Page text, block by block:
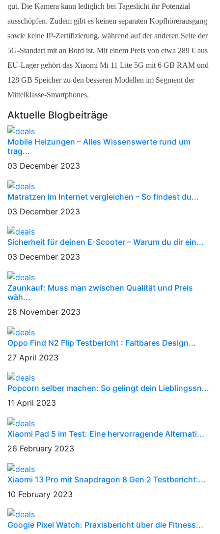
gut. Die Kamera kann lediglich bei Tageslicht ihr Potenzial
ausschöpfen. Zudem gibt es keinen separaten Kopfhörerausgang
sowie keine IP-Zertifizierung, während auf der anderen Seite der
5G-Standart mit an Bord ist. Mit einem Preis von etwa 289 € aus
EU-Lager gehört das Xiaomi Mi 11 Lite 5G mit 6 GB RAM und
128 GB Speicher zu den besseren Modellen im Segment der
Mittelklasse-Smartphones.
Aktuelle Blogbeiträge
Mobile Heizungen – Alles Wissenswerte rund um
trag...
03 December 2023
Matratzen im Internet vergleichen – So findest du...
03 December 2023
Sicherheit für deinen E-Scooter – Warum du dir ein...
03 December 2023
Zaunkauf: Muss man zwischen Qualität und Preis
wäh...
28 November 2023
Oppo Find N2 Flip Testbericht : Faltbares Design...
27 April 2023
Popcorn selber machen: So gelingt dein Lieblingssn...
11 April 2023
Xiaomi Pad 5 im Test: Eine hervorragende Alternati...
26 February 2023
Xiaomi 13 Pro mit Snapdragon 8 Gen 2 Testbericht:...
10 February 2023
Google Pixel Watch: Praxisbericht über die Fitness...